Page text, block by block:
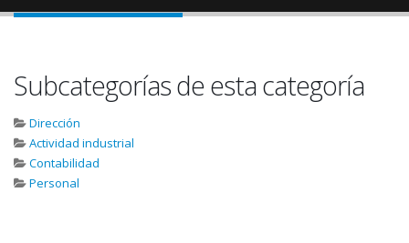
Subcategorías de esta categoría
Dirección
Actividad industrial
Contabilidad
Personal